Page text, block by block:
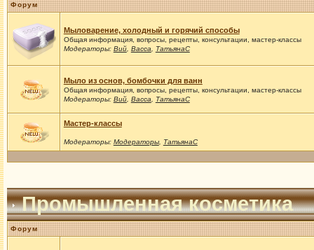
Форум
Мыловарение, холодный и горячий способы
Общая информация, вопросы, рецепты, консультации, мастер-классы
Модераторы: Вий, Васса ТатьянаС
Мыло из основ, бомбочки для ванн
Общая информация, вопросы, рецепты, консультации, мастер-классы
Модераторы: Вий, Васса ТатьянаС
Мастер-классы
Модераторы: Модераторы, ТатьянаС
Промышленная косметика
Форум